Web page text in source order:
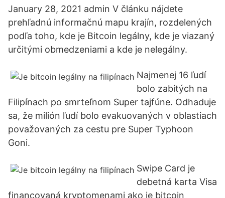
January 28, 2021 admin V článku nájdete
prehľadnú informačnú mapu krajín, rozdelených
podľa toho, kde je Bitcoin legálny, kde je viazaný
určitými obmedzeniami a kde je nelegálny.
Najmenej 16 ľudí
bolo zabitých na
Filipínach po smrteľnom Super tajfúne. Odhaduje
sa, že milión ľudí bolo evakuovaných v oblastiach
považovaných za cestu pre Super Typhoon
Goni.
Swipe Card je
debetná karta Visa
financovaná kryptomenami ako je bitcoin